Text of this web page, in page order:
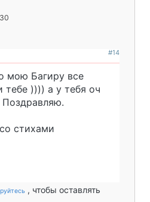
#14
мою Багиру все
)))) а у тебя оч
стихами
, чтобы оставлять